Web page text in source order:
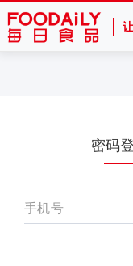
密码
手机号